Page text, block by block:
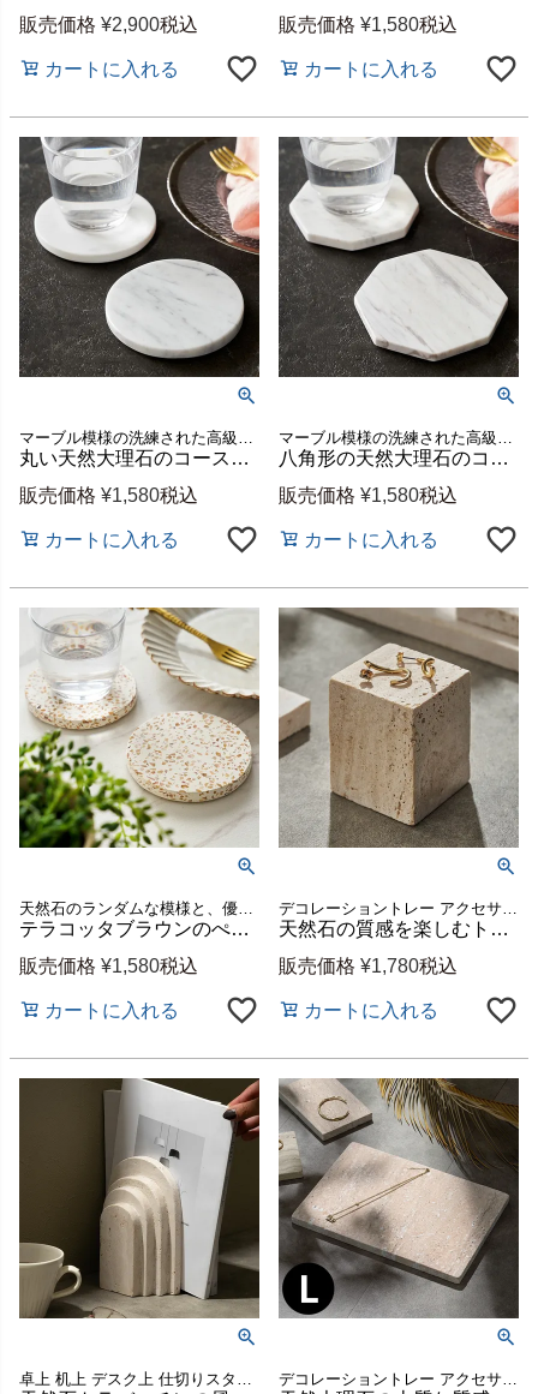
販売価格 ¥2,900税込
カートに入れる
販売価格 ¥1,580税込
カートに入れる
マーブル模様の洗練された高級感と上品で美しい質感が魅力のコースター
丸い天然大理石のコースター2枚セット（ホワイトカララ）[14200]
販売価格 ¥1,580税込
カートに入れる
マーブル模様の洗練された高級感と上品で美しい質感が魅力のコースター
八角形の天然大理石のコースター2枚セット（ホワイトカララ）[14199]
販売価格 ¥1,580税込
カートに入れる
天然石のランダムな模様と、優しい素材感が魅力のテラゾーコースター
テラコッタブラウンのぺブルがミックスされた丸いテラゾーのコースター2枚セット[14198]
販売価格 ¥1,580税込
カートに入れる
デコレーショントレー アクセサリートレイ アクセサリートレー オブジェ 撮影 小道具 展示 ハロウィン クリスマス バースデー パーティー カフェ 店舗 レストラン トラバーチン ギフト
天然石の質感を楽しむトラバーチン大理石のキューブトレー 約W5×D5×H6cm インド製 [34626]
販売価格 ¥1,780税込
カートに入れる
卓上 机上 デスク上 仕切りスタンド 倒れない 書類 本 収納 オブジェ 撮影 小道具 展示 ハロウィン クリスマス バースデー パーティー カフェ 店舗 レストラン トラバーチン ギフト デコレーショントレー アクセサリートレイ アクセサリートレー オブジェ 撮影 小道具 展示 ハロウィン クリスマス バースデー パーティー カフェ 店舗 レストラン トラバーチン ギフト